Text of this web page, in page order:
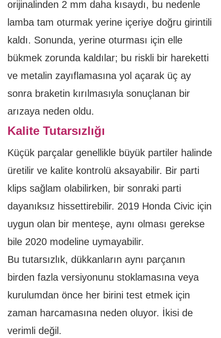
orijinalinden 2 mm daha kısaydı, bu nedenle
lamba tam oturmak yerine içeriye doğru girintili
kaldı. Sonunda, yerine oturması için elle
bükmek zorunda kaldılar; bu riskli bir hareketti
ve metalin zayıflamasına yol açarak üç ay
sonra braketin kırılmasıyla sonuçlanan bir
arızaya neden oldu.
Kalite Tutarsızlığı
Küçük parçalar genellikle büyük partiler halinde
üretilir ve kalite kontrolü aksayabilir. Bir parti
klips sağlam olabilirken, bir sonraki parti
dayanıksız hissettirebilir. 2019 Honda Civic için
uygun olan bir menteşe, aynı olması gerekse
bile 2020 modeline uymayabilir.
Bu tutarsızlık, dükkanların aynı parçanın
birden fazla versiyonunu stoklamasına veya
kurulumdan önce her birini test etmek için
zaman harcamasına neden oluyor. İkisi de
verimli değil.